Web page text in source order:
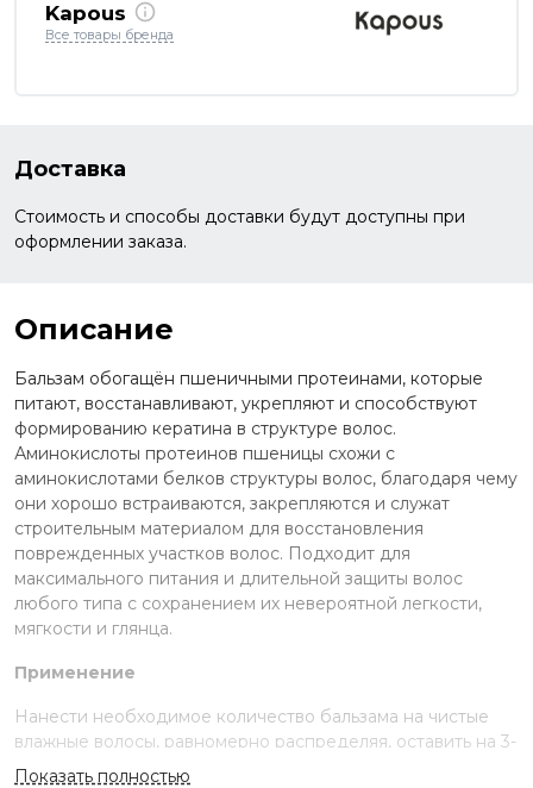
Kapous
Все товары бренда
Доставка
Стоимость и способы доставки будут доступны при
оформлении заказа.
Описание
Бальзам обогащён пшеничными протеинами, которые
питают, восстанавливают, укрепляют и способствуют
формированию кератина в структуре волос.
Аминокислоты протеинов пшеницы схожи с
аминокислотами белков структуры волос, благодаря чему
они хорошо встраиваются, закрепляются и служат
строительным материалом для восстановления
поврежденных участков волос. Подходит для
максимального питания и длительной защиты волос
любого типа с сохранением их невероятной легкости,
мягкости и глянца.
Применение
Нанести необходимое количество бальзама на чистые
влажные волосы, равномерно распределяя, оставить на 3-
5 минут, смыть теплой водой.
Показать полностью